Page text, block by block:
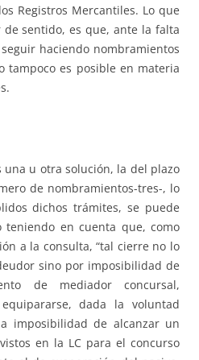
Registros Mercantiles. Lo que
sentido, es que, ante la falta
haciendo nombramientos
tampoco es posible en materia
una u otra solución, la del plazo
de nombramientos-tres-, lo
dichos trámites, se puede
en cuenta que, como
a la consulta, “tal cierre no lo
sino por imposibilidad de
de mediador concursal,
dada la voluntad
imposibilidad de alcanzar un
en la LC para el concurso